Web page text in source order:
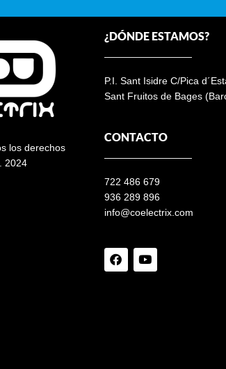
los derechos
2024
¿DÓNDE ESTAMOS?
P.I. Sant Isidre C/Pica
Sant Fruitos de Bages
CONTACTO
722 486 679
936 289 896
info@coelectrix.com